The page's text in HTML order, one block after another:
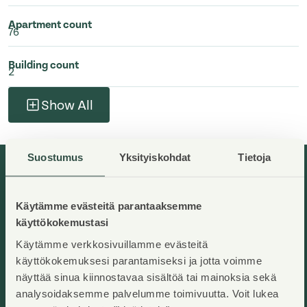
Suostumus Yksityiskohdat Tietoja
Käytämme evästeitä parantaaksemme
käyttökokemustasi
Käytämme verkkosivuillamme evästeitä
käyttökokemuksesi parantamiseksi ja jotta voimme
näyttää sinua kiinnostavaa sisältöä tai mainoksia sekä
analysoidaksemme palvelumme toimivuutta. Voit lukea
Apartment count
76
Building count
2
Show All
Available apartments in this unit